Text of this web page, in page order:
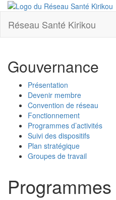
Réseau Santé Kirikou
Gouvernance
Présentation
Devenir membre
Convention de réseau
Fonctionnement
Programmes d’activités
Suivi des dispositifs
Plan stratégique
Groupes de travail
Programmes